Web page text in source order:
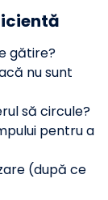
gătire?
nu sunt
să circule?
pentru a
(după ce